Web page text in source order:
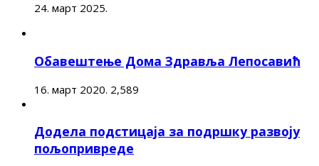
24. март 2025.
Обавештење Дома Здравља Лепосавић
16. март 2020. 2,589
Додела подстицаја за подршку развоју
пољопривреде